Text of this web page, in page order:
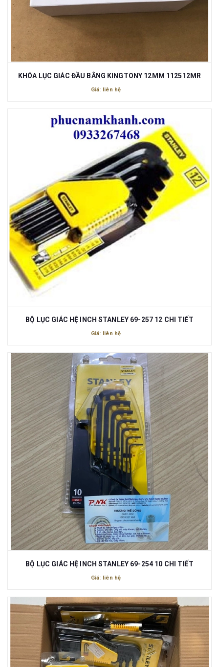
KHÓA LỤC GIÁC ĐẦU BẰNG KINGTONY 12MM 112512MR
Giá: liên hệ
BỘ LỤC GIÁC HỆ INCH STANLEY 69-257 12 CHI TIẾT
Giá: liên hệ
BỘ LỤC GIÁC HỆ INCH STANLEY 69-254 10 CHI TIẾT
Giá: liên hệ